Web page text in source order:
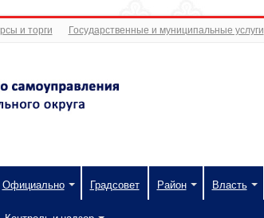
и торги Государственные и муниципальные услуги
Официально Градсовет Район Власть